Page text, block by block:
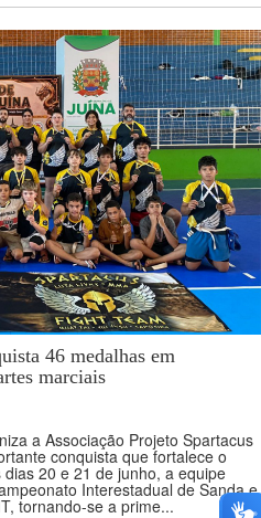
46 medalhas em
marciais
a Associação Projeto Spartacus
conquista que fortalece o
20 e 21 de junho, a equipe
Interestadual de Sanda e
tornando-se a prime...